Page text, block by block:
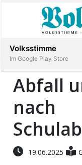
Immobilien
Stellen
Abfall
nach
19.06.2025
Volksstimme
Im Google Play Store